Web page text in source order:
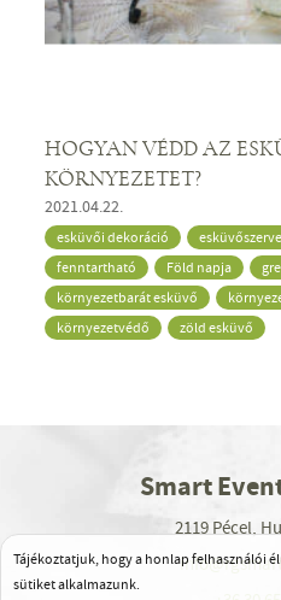
Tájékoztatjuk, hogy a honlap felhasználói
sütiket alkalmazunk.
HOGYAN VÉDD AZ
KÖRNYEZETET?
2021.04.22.
esküvői dekoráció
fenntartható
Föld napja
környezetbarát esküvő
környezetvédő
zöld esküvő
Smart
2119 Pécel,